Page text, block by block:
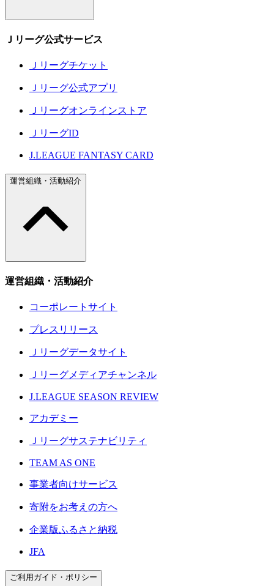
Ｊリーグ公式サービス
Ｊリーグチケット
Ｊリーグ公式アプリ
Ｊリーグオンラインストア
ＪリーグID
J.LEAGUE FANTASY CARD
運営組織・活動紹介
運営組織・活動紹介
コーポレートサイト
プレスリリース
Ｊリーグデータサイト
Ｊリーグメディアチャンネル
J.LEAGUE SEASON REVIEW
アカデミー
Ｊリーグサステナビリティ
TEAM AS ONE
事業者向けサービス
寄附をお考えの方へ
企業版ふるさと納税
JFA
ご利用ガイド・ポリシー